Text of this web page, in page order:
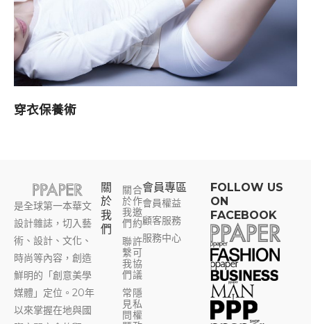
穿衣保養術
是全球第一本華文
設計雜誌，切入藝
術、設計、文化、
時尚等內容，創造
鮮明的「創意美學
媒體」定位。20年
以來掌握在地與國
關
於
我
們
關
於
我
們
聯
繫
我
們
常
見
問
合
作
邀
約
許
可
協
議
隱
私
權
會員專區​
會員權益
顧客服務
服務中心
FOLLOW US
ON
FACEBOOK